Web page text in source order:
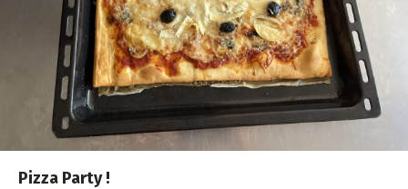
Pizza Party !